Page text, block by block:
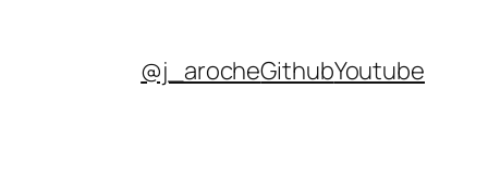
@j_arocheGithubYoutube